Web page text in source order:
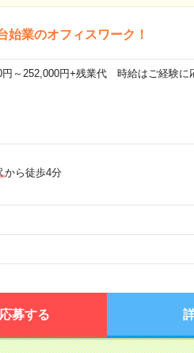
始業のオフィスワーク！
～252,000円+残業代 時給はご経験に
から徒歩4分
応募する